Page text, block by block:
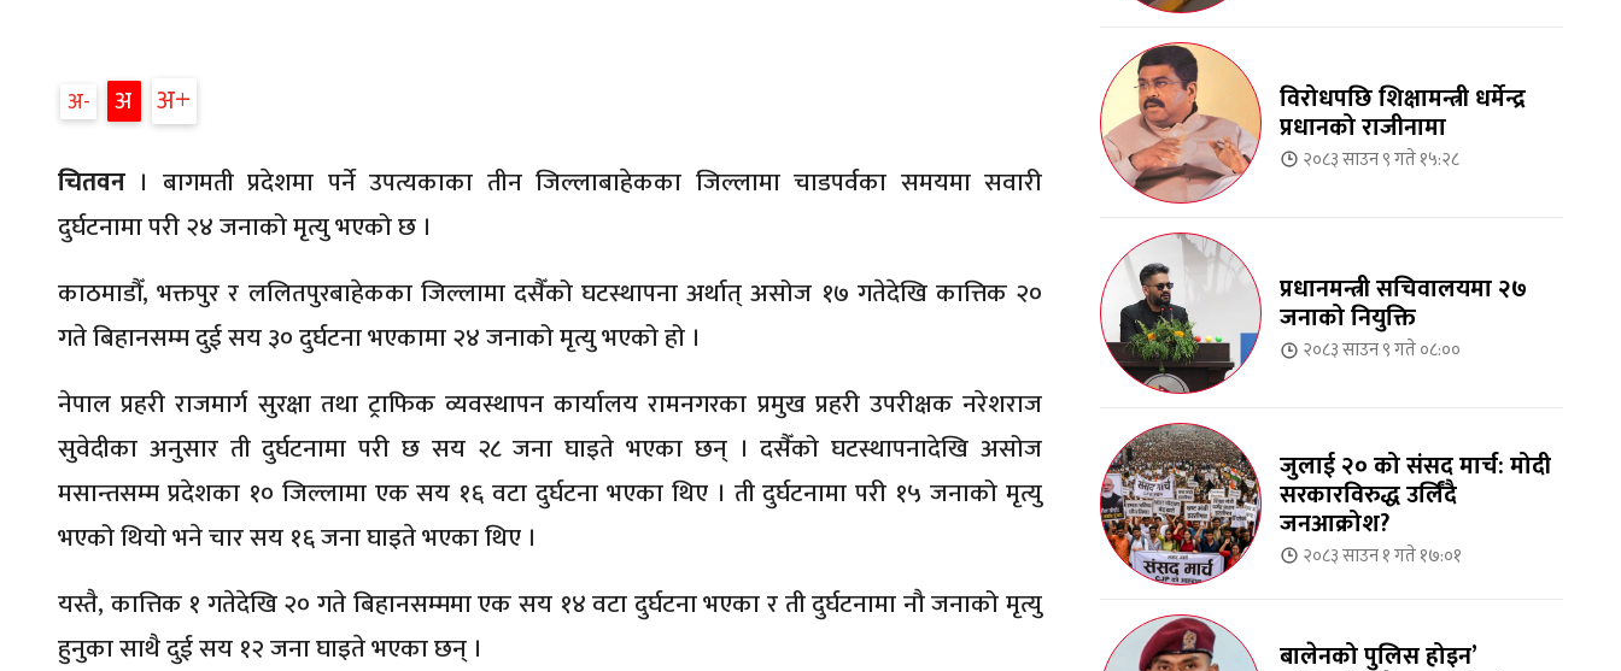
अ अ अ
चितवन । बागमती प्रदेशमा पर्ने उपत्यकाका तीन जिल्लाबाहेकका जिल्लामा चाडपर्वका समयमा सवारी
दुर्घटनामा परी २४ जनाको मृत्यु भएको छ ।
काठमाडौँ, भक्तपुर र ललितपुरबाहेकका जिल्लामा दसैँको घटस्थापना अर्थात् असोज १७ गतेदेखि कात्तिक २०
गते बिहानसम्म दुई सय ३० दुर्घटना भएकामा २४ जनाको मृत्यु भएको हो ।
नेपाल प्रहरी राजमार्ग सुरक्षा तथा ट्राफिक व्यवस्थापन कार्यालय रामनगरका प्रमुख प्रहरी उपरीक्षक नरेशराज
सुवेदीका अनुसार ती दुर्घटनामा परी छ सय २८ जना घाइते भएका छन् । दसैँको घटस्थापनादेखि असोज
मसान्तसम्म प्रदेशका १० जिल्लामा एक सय १६ वटा दुर्घटना भएका थिए । ती दुर्घटनामा परी १५ जनाको मृत्यु
भएको थियो भने चार सय १६ जना घाइते भएका थिए ।
यस्तै, कात्तिक १ गतेदेखि २० गते बिहानसम्ममा एक सय १४ वटा दुर्घटना भएका र ती दुर्घटनामा नौ जनाको मृत्यु
हुनुका साथै दुई सय १२ जना घाइते भएका छन् ।
विरोधपछि शिक्षामन्त्री धर्मेन्द्र
प्रधानको राजीनामा
२०८३ साउन ९ गते १५:२८
प्रधानमन्त्री सचिवालयमा २७
जनाको नियुक्ति
२०८३ साउन ९ गते ०८:००
जुलाई २० को संसद मार्च: मोदी
सरकारविरुद्ध उर्लिंदै
जनआक्रोश?
२०८३ साउन १ गते १७:०१
बालेनको पुलिस होइन’